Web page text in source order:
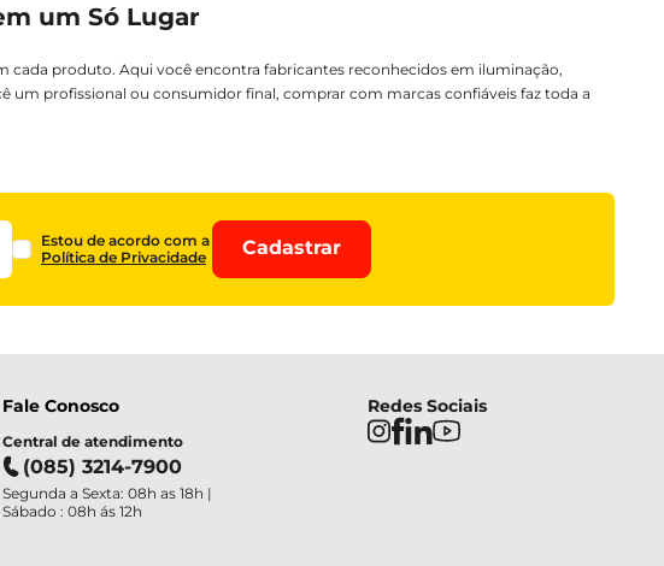
um Só Lugar
cada produto. Aqui você encontra fabricantes reconhecidos em iluminação,
um profissional ou consumidor final, comprar com marcas confiáveis faz toda a
Estou de acordo com a
Política de Privacidade
Cadastrar
Fale Conosco
Central de atendimento
(085) 3214-7900
Segunda a Sexta: 08h as 18h |
Sábado : 08h ás 12h
Redes Sociais